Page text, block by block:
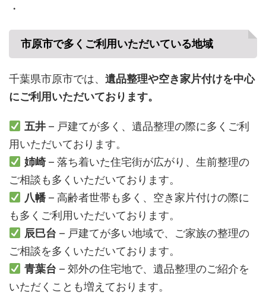
・
市原市で多くご利用いただいている地域
千葉県市原市では、 遺品整理や空き家片付けを中心
にご利用いただいております。
五井– 戸建てが多く、遺品整理の際に多くご利
用いただいております。
姉崎– 落ち着いた住宅街が広がり、生前整理の
ご相談も多くいただいております。
八幡– 高齢者世帯も多く、空き家片付けの際に
も多くご利用いただいております。
辰巳台 – 戸建てが多い地域で、ご家族の整理の
ご相談を多くいただいております。
青葉台 – 郊外の住宅地で、遺品整理のご紹介を
いただくことも増えております。